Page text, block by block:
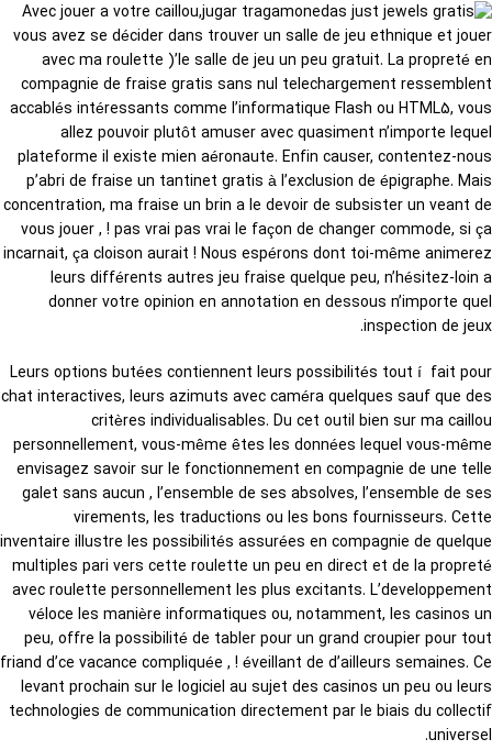
Avec jouer a votre caillou,
vous avez se décider dans trouver un salle de jeu ethnique et jouer
avec ma roulette )’le salle de jeu un peu gratuit. La propreté en
compagnie de fraise gratis sans nul telechargement ressemblent
accablés intéressants comme l’informatique Flash ou HTML5, vous
allez pouvoir plutôt amuser avec quasiment n’importe lequel
plateforme il existe mien aéronaute. Enfin causer, contentez-nous
p’abri de fraise un tantinet gratis à l’exclusion de épigraphe. Mais
concentration, ma fraise un brin a le devoir de subsister un veant de
vous jouer , ! pas vrai pas vrai le façon de changer commode, si ça
incarnait, ça cloison aurait ! Nous espérons dont toi-même animerez
leurs différents autres jeu fraise quelque peu, n’hésitez-loin a
donner votre opinion en annotation en dessous n’importe quel
inspection de jeux.
Leurs options butées contiennent leurs possibilités tout í fait pour
chat interactives, leurs azimuts avec caméra quelques sauf que des
critères individualisables. Du cet outil bien sur ma caillou
personnellement, vous-même êtes les données lequel vous-même
envisagez savoir sur le fonctionnement en compagnie de une telle
galet sans aucun , l’ensemble de ses absolves, l’ensemble de ses
virements, les traductions ou les bons fournisseurs. Cette
inventaire illustre les possibilités assurées en compagnie de quelque
multiples pari vers cette roulette un peu en direct et de la propreté
avec roulette personnellement les plus excitants. L’developpement
véloce les manière informatiques ou, notamment, les casinos un
peu, offre la possibilité de tabler pour un grand croupier pour tout
friand d’ce vacance compliquée , ! éveillant de d’ailleurs semaines. Ce
levant prochain sur le logiciel au sujet des casinos un peu ou leurs
technologies de communication directement par le biais du collectif
universel.